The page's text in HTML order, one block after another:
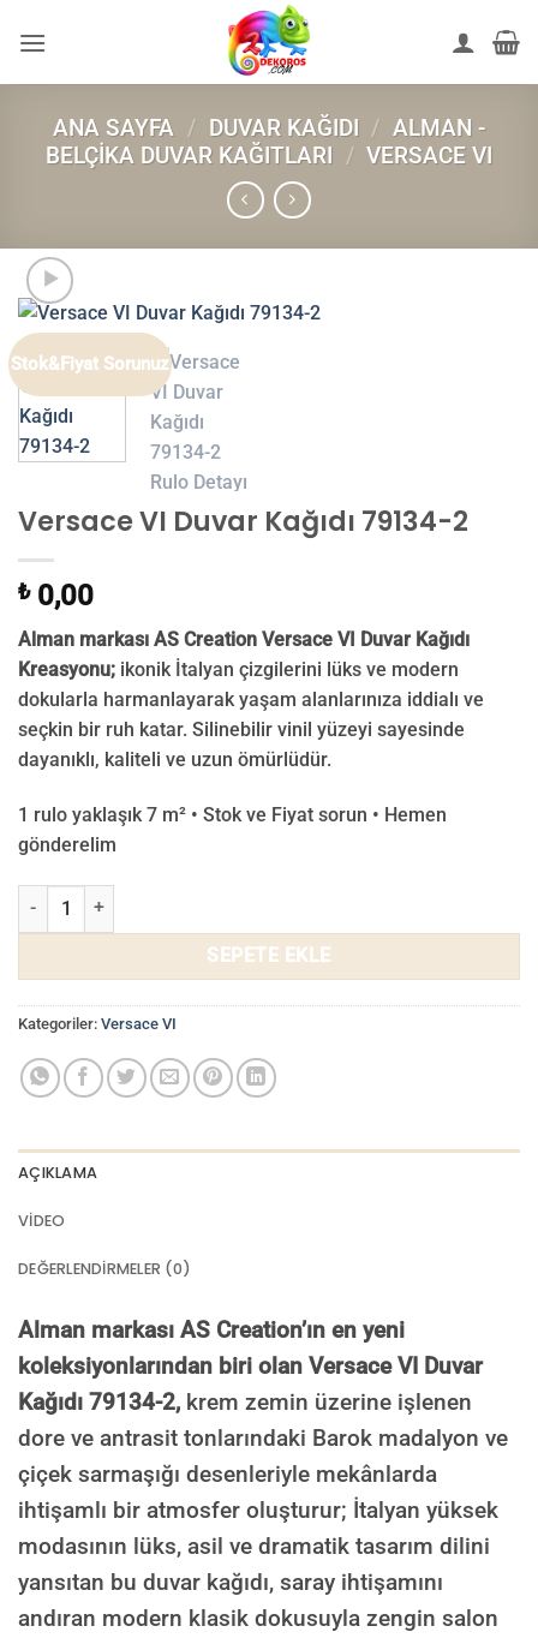
atla
ANA SAYFA / DUVAR KAĞIDI / ALMAN -
BELÇIKA DUVAR KAĞITLARI / VERSACE VI
Stok&Fiyat Sorunuz
Versace VI Duvar Kağıdı 79134-2
₺0,00
Alman markası AS Creation Versace VI Duvar Kağıdı
Kreasyonu; ikonik İtalyan çizgilerini lüks ve modern
dokularla harmanlayarak yaşam alanlarınıza iddialı ve
seçkin bir ruh katar. Silinebilir vinil yüzeyi sayesinde
dayanıklı, kaliteli ve uzun ömürlüdür.
1 rulo yaklaşık 7 m² • Stok ve Fiyat sorun • Hemen
gönderelim
Versace VI Duvar Kağıdı 79134-2 adet
SEPETE EKLE
Kategoriler: Versace VI
AÇIKLAMA
VIDEO
DEĞERLENDIRMELER (0)
Alman markası AS Creation’ın en yeni
koleksiyonlarından biri olan Versace VI Duvar
Kağıdı 79134-2, krem zemin üzerine işlenen
dore ve antrasit tonlarındaki Barok madalyon ve
çiçek sarmaşığı desenleriyle mekânlarda
ihtişamlı bir atmosfer oluşturur; İtalyan yüksek
modasının lüks, asil ve dramatik tasarım dilini
yansıtan bu duvar kağıdı, saray ihtişamını
andıran modern klasik dokusuyla zengin salon